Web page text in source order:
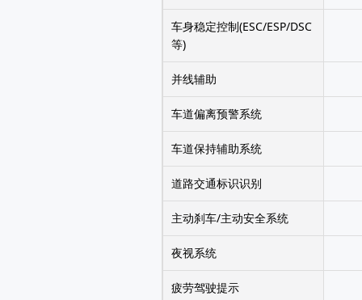
车身稳定控制(ESC/ESP/DSC
等)
并线辅助
车道偏离预警系统
车道保持辅助系统
道路交通标识识别
主动刹车/主动安全系统
夜视系统
疲劳驾驶提示